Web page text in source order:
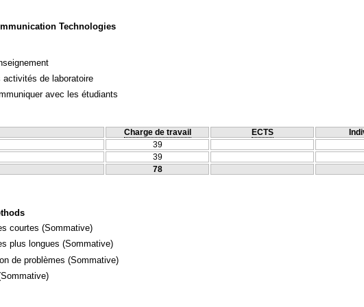
Technologies
activités de laboratoire
avec les étudiants
Charge de travail ECTS
39
39
78
courtes (Sommative)
plus longues (Sommative)
de problèmes (Sommative)